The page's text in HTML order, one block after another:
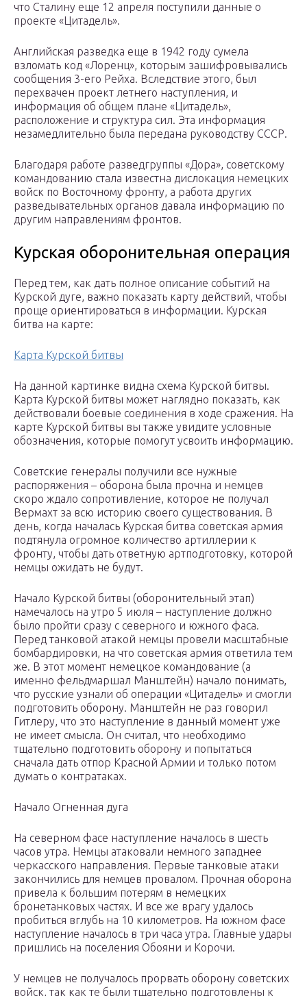
что Сталину еще 12 апреля поступили данные о
проекте «Цитадель».
Английская разведка еще в 1942 году сумела
взломать код «Лоренц», которым зашифровывались
сообщения 3-его Рейха. Вследствие этого, был
перехвачен проект летнего наступления, и
информация об общем плане «Цитадель»,
расположение и структура сил. Эта информация
незамедлительно была передана руководству СССР.
Благодаря работе разведгруппы «Дора», советскому
командованию стала известна дислокация немецких
войск по Восточному фронту, а работа других
разведывательных органов давала информацию по
другим направлениям фронтов.
Курская оборонительная операция
Перед тем, как дать полное описание событий на
Курской дуге, важно показать карту действий, чтобы
проще ориентироваться в информации. Курская
битва на карте:
Карта Курской битвы
На данной картинке видна схема Курской битвы.
Карта Курской битвы может наглядно показать, как
действовали боевые соединения в ходе сражения. На
карте Курской битвы вы также увидите условные
обозначения, которые помогут усвоить информацию.
Советские генералы получили все нужные
распоряжения – оборона была прочна и немцев
скоро ждало сопротивление, которое не получал
Вермахт за всю историю своего существования. В
день, когда началась Курская битва советская армия
подтянула огромное количество артиллерии к
фронту, чтобы дать ответную артподготовку, которой
немцы ожидать не будут.
Начало Курской битвы (оборонительный этап)
намечалось на утро 5 июля – наступление должно
было пройти сразу с северного и южного фаса.
Перед танковой атакой немцы провели масштабные
бомбардировки, на что советская армия ответила тем
же. В этот момент немецкое командование (а
именно фельдмаршал Манштейн) начало понимать,
что русские узнали об операции «Цитадель» и смогли
подготовить оборону. Манштейн не раз говорил
Гитлеру, что это наступление в данный момент уже
не имеет смысла. Он считал, что необходимо
тщательно подготовить оборону и попытаться
сначала дать отпор Красной Армии и только потом
думать о контратаках.
Начало Огненная дуга
На северном фасе наступление началось в шесть
часов утра. Немцы атаковали немного западнее
черкасского направления. Первые танковые атаки
закончились для немцев провалом. Прочная оборона
привела к большим потерям в немецких
бронетанковых частях. И все же врагу удалось
пробиться вглубь на 10 километров. На южном фасе
наступление началось в три часа утра. Главные удары
пришлись на поселения Обояни и Корочи.
У немцев не получалось прорвать оборону советских
войск, так как те были тщательно подготовлены к